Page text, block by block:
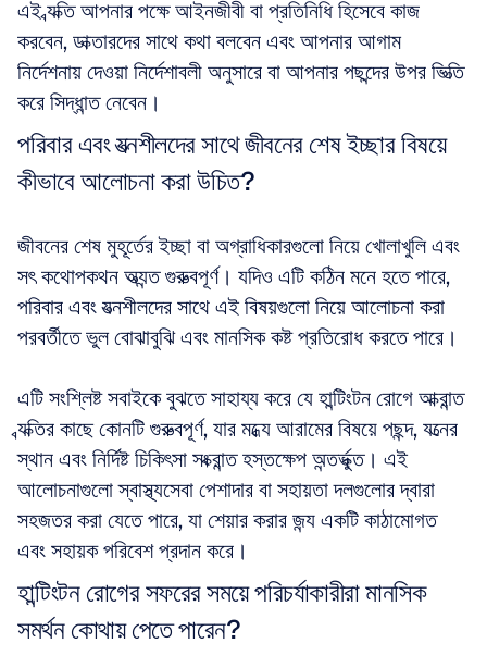
এই ব্যক্তি আপনার পক্ষে আইনজীবী বা প্রতিনিধি হিসেবে কাজ
করবেন, ডাক্তারদের সাথে কথা বলবেন এবং আপনার আগাম
নির্দেশনায় দেওয়া নির্দেশাবলী অনুসারে বা আপনার পছন্দের উপর ভিত্তি
করে সিদ্ধান্ত নেবেন।
পরিবার এবং যত্নশীলদের সাথে জীবনের শেষ ইচ্ছার বিষয়ে
কীভাবে আলোচনা করা উচিত?
জীবনের শেষ মুহূর্তের ইচ্ছা বা অগ্রাধিকারগুলো নিয়ে খোলাখুলি এবং
সৎ কথোপকথন অত্যন্ত গুরুত্বপূর্ণ। যদিও এটি কঠিন মনে হতে পারে,
পরিবার এবং যত্নশীলদের সাথে এই বিষয়গুলো নিয়ে আলোচনা করা
পরবর্তীতে ভুল বোঝাবুঝি এবং মানসিক কষ্ট প্রতিরোধ করতে পারে।
এটি সংশ্লিষ্ট সবাইকে বুঝতে সাহায্য করে যে হান্টিংটন রোগে আক্রান্ত
ব্যক্তির কাছে কোনটি গুরুত্বপূর্ণ, যার মধ্যে আরামের বিষয়ে পছন্দ, যত্নের
স্থান এবং নির্দিষ্ট চিকিৎসা সংক্রান্ত হস্তক্ষেপ অন্তর্ভুক্ত। এই
আলোচনাগুলো স্বাস্থ্যসেবা পেশাদার বা সহায়তা দলগুলোর দ্বারা
সহজতর করা যেতে পারে, যা শেয়ার করার জন্য একটি কাঠামোগত
এবং সহায়ক পরিবেশ প্রদান করে।
হান্টিংটন রোগের সফরের সময়ে পরিচর্যাকারীরা মানসিক
সমর্থন কোথায় পেতে পারেন?